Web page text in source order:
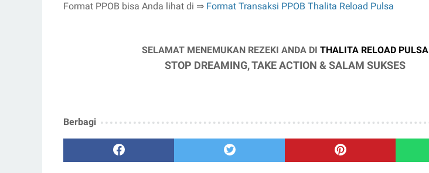
Format PPOB bisa Anda lihat di ⇒ Format Transaksi PPOB Thalita Reload Pulsa
SELAMAT MENEMUKAN REZEKI ANDA DI THALITA RELOAD PULSA
STOP DREAMING, TAKE ACTION & SALAM SUKSES
Berbagi